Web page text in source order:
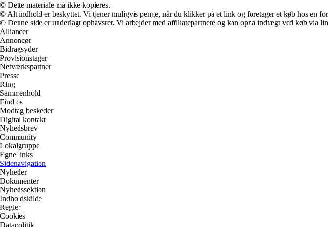
© Dette materiale må ikke kopieres.
© Alt indhold er beskyttet. Vi tjener muligvis penge, når du klikker på et link og foretager et køb hos en
© Denne side er underlagt ophavsret. Vi arbejder med affiliatepartnere og kan opnå indtægt ved køb via
Alliancer
Annoncør
Bidragsyder
Provisionstager
Netværkspartner
Presse
Ring
Sammenhold
Find os
Modtag beskeder
Digital kontakt
Nyhedsbrev
Community
Lokalgruppe
Egne links
Sidenavigation
Nyheder
Dokumenter
Nyhedssektion
Indholdskilde
Regler
Cookies
Datapolitik